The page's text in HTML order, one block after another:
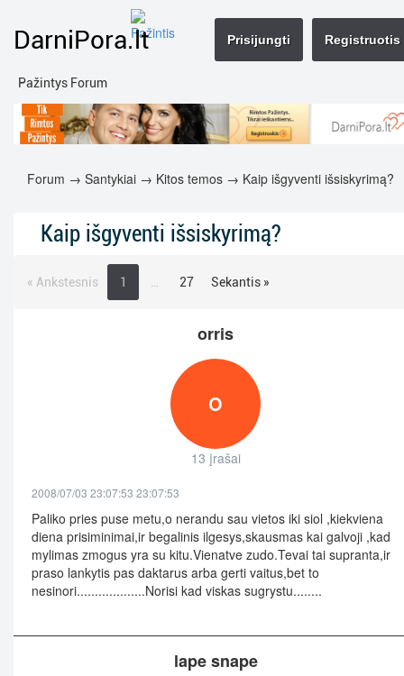
DarniPora.lt
Pažintys Forum
Registruotis
Prisijungti
Forum → Santykiai → Kitos temos → Kaip išgyventi išsiskyrimą?
Kaip išgyventi išsiskyrimą?
« Ankstesnis 1 27 Sekantis »
orris
O
13 įrašai
2008/07/03 23:07:53 23:07:53
Paliko pries puse metu,o nerandu sau vietos iki siol ,kiekviena
diena prisiminimai,ir begalinis ilgesys,skausmas kai galvoji ,kad
mylimas zmogus yra su kitu.Vienatve zudo.Tevai tai supranta,ir
praso lankytis pas daktarus arba gerti vaitus,bet to
nesinori...................Norisi kad viskas sugrystu........
lape snape